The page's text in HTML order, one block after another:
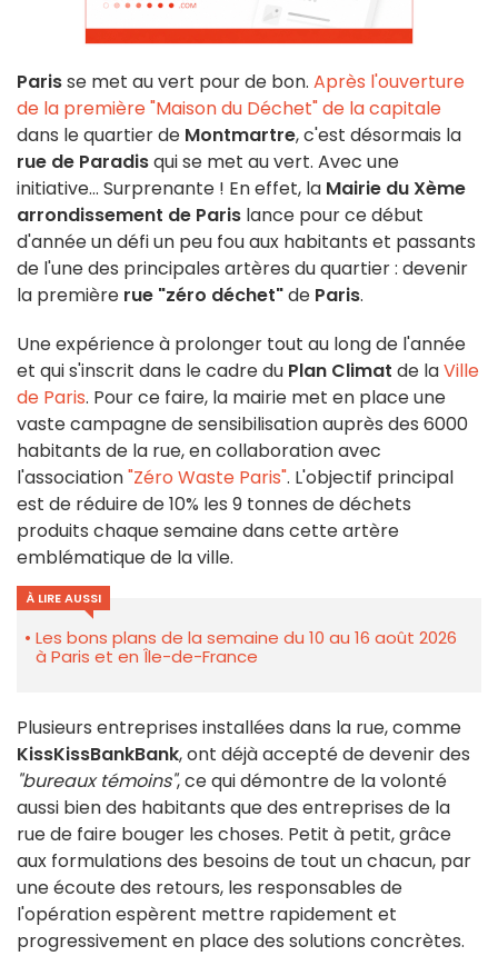
Parisse met au vert pour de bon. Après l'ouverture
de la première "Maison du Déchet" de la capitale
dans le quartier de Montmartre, c'est désormais la
rue de Paradisqui se met au vert. Avec une
initiative... Surprenante ! En effet, la Mairie du Xème
arrondissement de Paris lance pour ce début
d'année un défi un peu fou aux habitants et passants
de l'une des principales artères du quartier : devenir
la première rue "zéro déchet"de Paris.
Une expérience à prolonger tout au long de l'année
et qui s'inscrit dans le cadre du Plan Climat de laVille
de Paris. Pour ce faire, la mairie met en place une
vaste campagne de sensibilisation auprès des 6000
habitants de la rue, en collaboration avec
l'association"Zéro Waste Paris". L'objectif principal
est de réduire de 10% les 9 tonnes de déchets
produits chaque semaine dans cette artère
emblématique de la ville.
À LIRE AUSSI
Les bons plans de la semaine du 10 au 16 août 2026
à Paris et en Île-de-France
Plusieurs entreprises installées dans la rue, comme
KissKissBankBank, ont déjà accepté de devenir des
"bureaux témoins", ce qui démontre de la volonté
aussi bien des habitants que des entreprises de la
rue de faire bouger les choses. Petit à petit, grâce
aux formulations des besoins de tout un chacun, par
une écoute des retours, les responsables de
l'opération espèrent mettre rapidement et
progressivement en place des solutions concrètes.